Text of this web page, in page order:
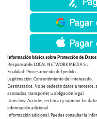
Información básica sobre Protección de Datos:
Responsable: LOCAL NETWORK MEDIA S.L.
Finalidad: Procesamiento del pedido.
Legitimación: Consentimiento del interesado.
Destinatarios: No se cederán datos a
asociados, transporte) u obligación legal.
Derechos: Acceder, rectificar y suprimir los
información adicional.
Información adicional: Puedes consultar la